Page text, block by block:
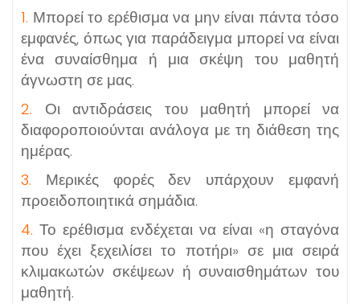
1. Μπορεί το ερέθισμα να μην είναι πάντα τόσο
εμφανές, όπως για παράδειγμα μπορεί να είναι
ένα συναίσθημα ή μια σκέψη του μαθητή
άγνωστη σε μας.
2. Οι αντιδράσεις του μαθητή μπορεί να
διαφοροποιούνται ανάλογα με τη διάθεση της
ημέρας.
3. Μερικές φορές δεν υπάρχουν εμφανή
προειδοποιητικά σημάδια.
4. Το ερέθισμα ενδέχεται να είναι «η σταγόνα
που έχει ξεχειλίσει το ποτήρι» σε μια σειρά
κλιμακωτών σκέψεων ή συναισθημάτων του
μαθητή.